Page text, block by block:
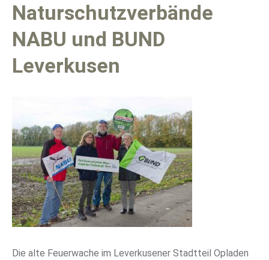
Naturschutzverbände
NABU und BUND
Leverkusen
Die alte Feuerwache im Leverkusener Stadtteil Opladen